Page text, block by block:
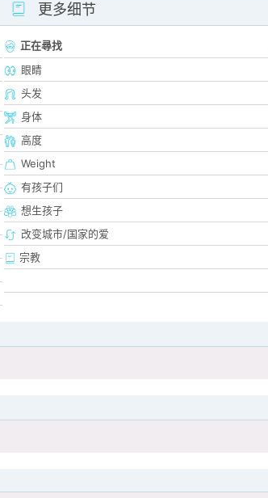
更多细节
正在尋找
眼睛
头发
身体
高度
Weight
有孩子们
想生孩子
改变城市/国家的爱
宗教